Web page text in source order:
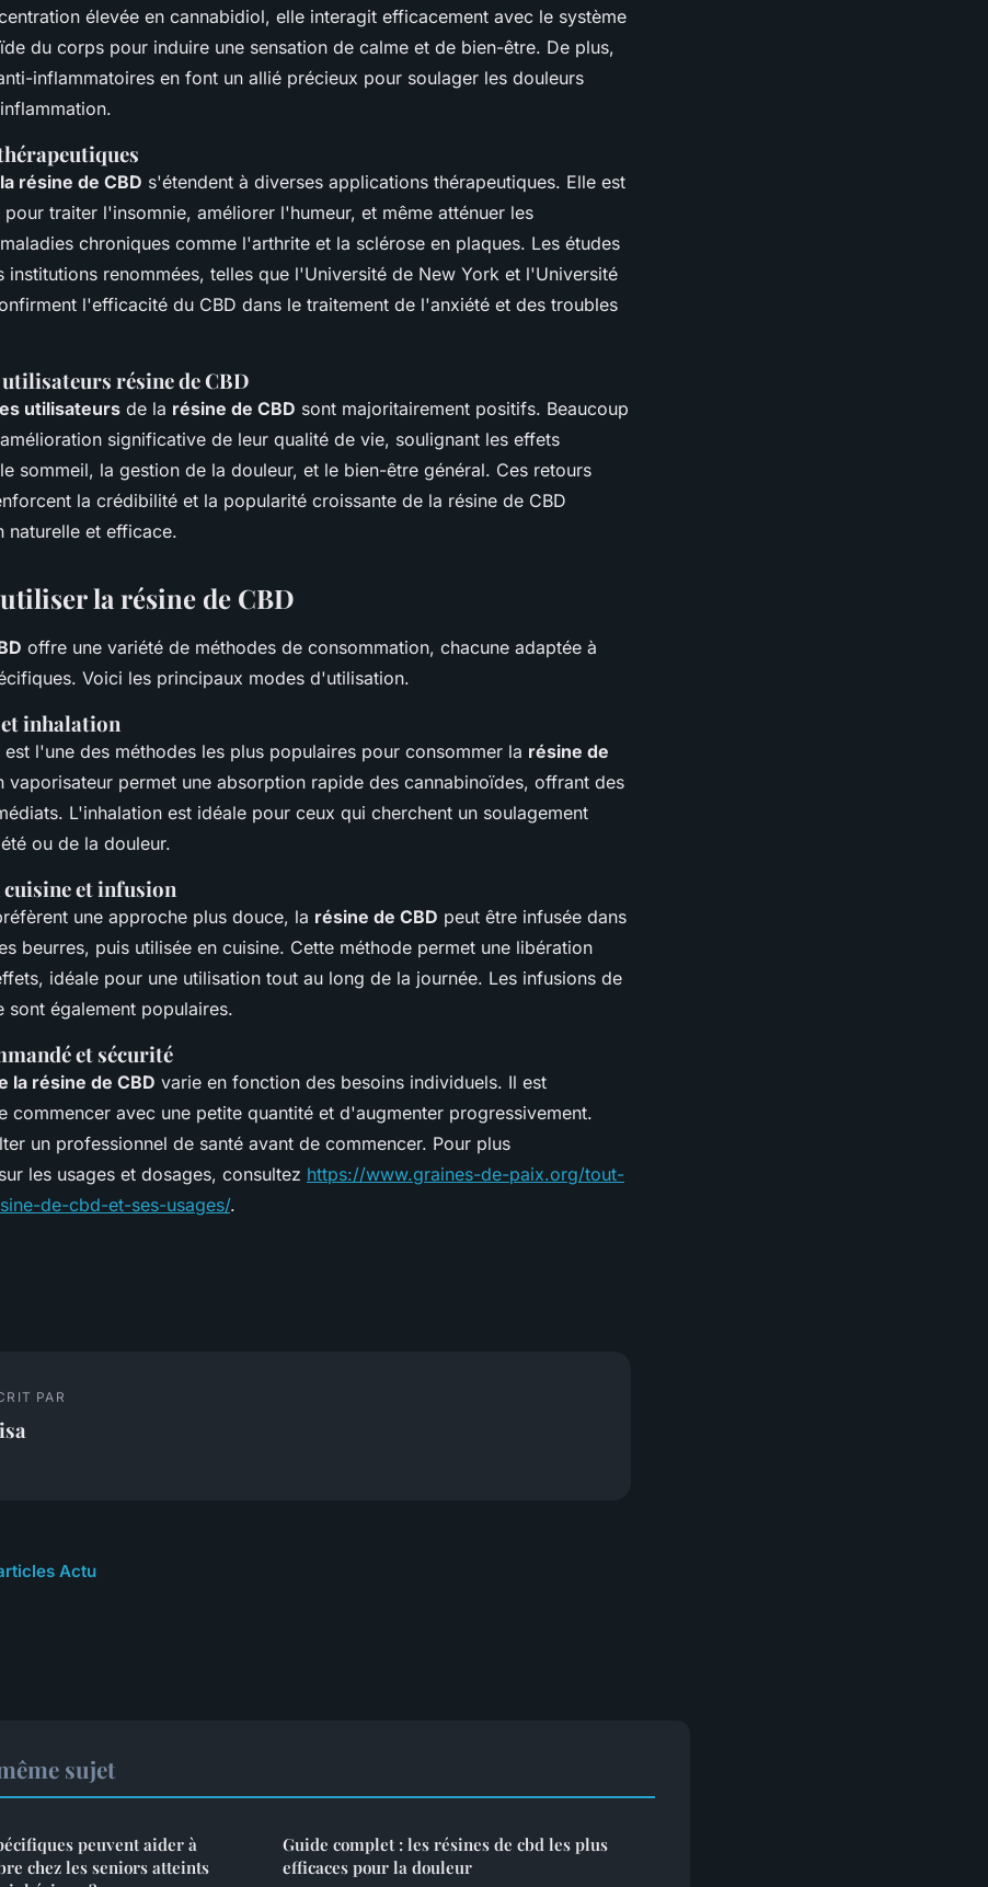
élevée en cannabidiol, elle interagit efficacement avec le système
du corps pour induire une sensation de calme et de bien-être. De plus,
inflammatoires en font un allié précieux pour soulager les douleurs
résine de CBD s'étendent à diverses applications thérapeutiques. Elle est
pour traiter l'insomnie, améliorer l'humeur, et même atténuer les
chroniques comme l'arthrite et la sclérose en plaques. Les études
institutions renommées, telles que l'Université de New York et l'Université
l'efficacité du CBD dans le traitement de l'anxiété et des troubles
résine de CBD
utilisateurs de la résine de CBD sont majoritairement positifs. Beaucoup
significative de leur qualité de vie, soulignant les effets
sommeil, la gestion de la douleur, et le bien-être général. Ces retours
la crédibilité et la popularité croissante de la résine de CBD
naturelle et efficace.
la résine de CBD
offre une variété de méthodes de consommation, chacune adaptée à
Voici les principaux modes d'utilisation.
inhalation
l'une des méthodes les plus populaires pour consommer la résine de
vaporisateur permet une absorption rapide des cannabinoïdes, offrant des
L'inhalation est idéale pour ceux qui cherchent un soulagement
ou de la douleur.
et infusion
une approche plus douce, la résine de CBD peut être infusée dans
beurres, puis utilisée en cuisine. Cette méthode permet une libération
idéale pour une utilisation tout au long de la journée. Les infusions de
sont également populaires.
et sécurité
la résine de CBD varie en fonction des besoins individuels. Il est
commencer avec une petite quantité et d'augmenter progressivement.
un professionnel de santé avant de commencer. Pour plus
les usages et dosages, consultez https://www.graines-de-paix.org/tout-
de-cbd-et-ses-usages/.
PAR
Actu
sujet
peuvent aider à
chez les seniors atteints
Guide complet : les résines de cbd les plus
efficaces pour la douleur